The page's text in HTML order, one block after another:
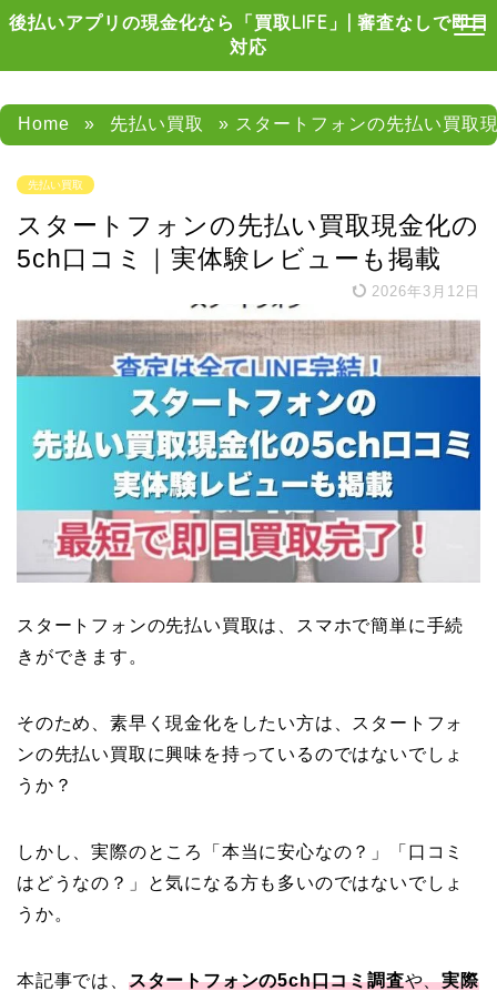
後払いアプリの現金化なら「買取LIFE」| 審査なしで即日
対応
Home » 先払い買取 » スタートフォンの先払い買取
先払い買取
スタートフォンの先払い買取現金化の
5ch口コミ｜実体験レビューも掲載
2026年3月12日
スタートフォンの先払い買取は、スマホで簡単に手続
きができます。
そのため、素早く現金化をしたい方は、スタートフォ
ンの先払い買取に興味を持っているのではないでしょ
うか？
しかし、実際のところ「本当に安心なの？」「口コミ
はどうなの？」と気になる方も多いのではないでしょ
うか。
本記事では、 スタートフォンの5ch口コミ調査や、実際